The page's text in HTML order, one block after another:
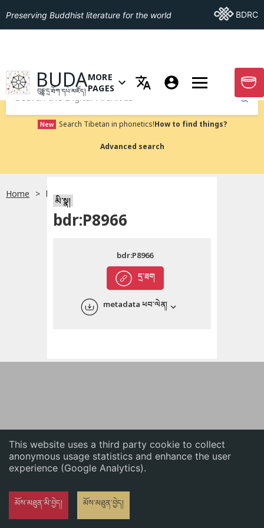
This website uses a third party cookie to collect
anonymous usage statistics and enhance the user
experience (Google Analytics).
མོས་མཐུན་མི་བྱེད། མོས་མཐུན་བྱེད།
English
Preserving Buddhist literature for the world Go ToBDRC
GO TO HOMEPAGE
BUDA
བུདྡྷ་དྲ་ཐོག་དཔེ་མཛོད།
OPEN MENU OF MORE PAGES
MORE
PAGES
GO
Submit
New Search Tibetan in phonetics!How to find things?
Advanced search
Home bdr:P8966
མི་སྣ།
bdr:P8966
དྲ་ཐག
bdr:P8966
metadata ཕབ་ལེན།